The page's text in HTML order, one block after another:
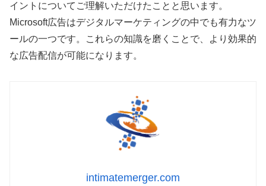
イントについてご理解いただけたことと思います。
Microsoft広告はデジタルマーケティングの中でも有力なツ
ールの一つです。これらの知識を磨くことで、より効果的
な広告配信が可能になります。
intimatemerger.com